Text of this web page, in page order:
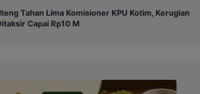
Tahan Lima Komisioner KPU Kotim, Kerugian
Capai Rp10 M